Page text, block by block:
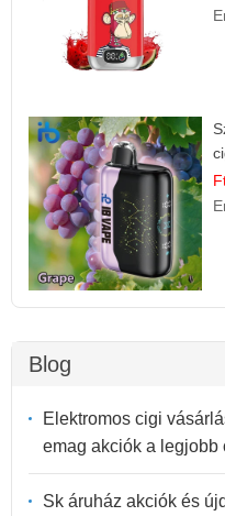
Blog
Elektromos cigi
emag akciók a legjobb
Sk áruház akciók és